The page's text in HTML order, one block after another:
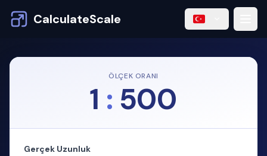
CalculateScale
ÖLÇEK ORANI
1 : 500
Gerçek Uzunluk